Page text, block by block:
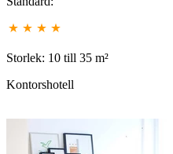
Storlek: 10 till 35 m²
Kontorshotell